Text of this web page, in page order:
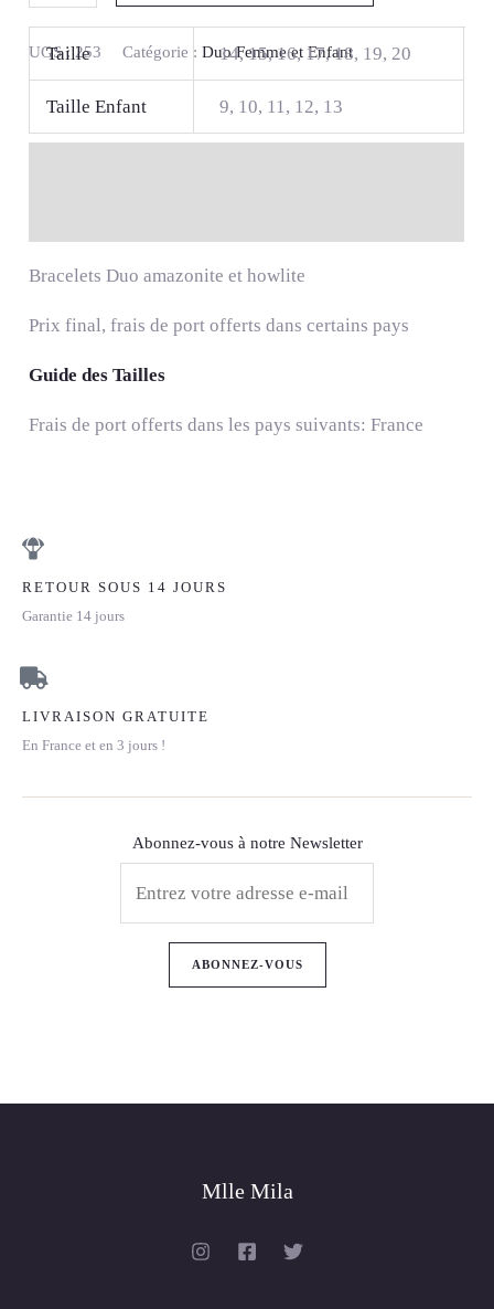
UGS :253 Catégorie :Duo Femme et Enfant
Bracelets Duo amazonite et howlite
Prix final, frais de port offerts dans certains pays
Guide des Tailles
Frais de port offerts dans les pays suivants: France
Taille 14, 15, 16, 17, 18, 19, 20
Taille Enfant 9, 10, 11, 12, 13
RETOUR SOUS 14 JOURS
Garantie 14 jours
LIVRAISON GRATUITE
En France et en 3 jours !
Abonnez-vous à notre Newsletter
Mlle Mila